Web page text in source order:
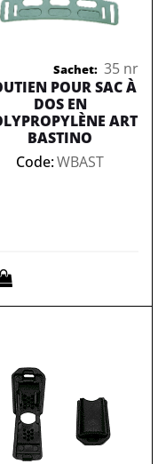
Sachet: 35 nr
POUR SAC À
DOS EN
ART
BASTINO
Code:WBAST